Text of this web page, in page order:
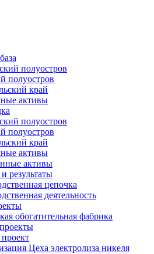
полуостров
полуостров
край
активы
полуостров
полуостров
край
активы
активы
результаты
цепочка
деятельность
обогатительная фабрика
Цеха электролиза никеля